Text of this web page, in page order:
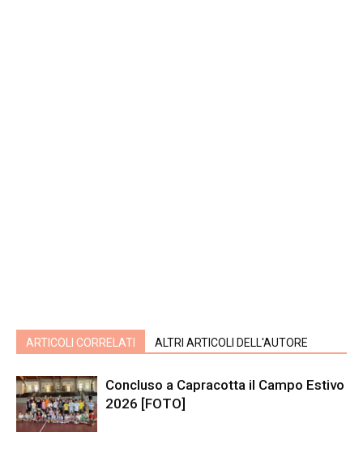
ARTICOLI CORRELATI ALTRI ARTICOLI DELL'AUTORE
Concluso a Capracotta il Campo Estivo
2026 [FOTO]